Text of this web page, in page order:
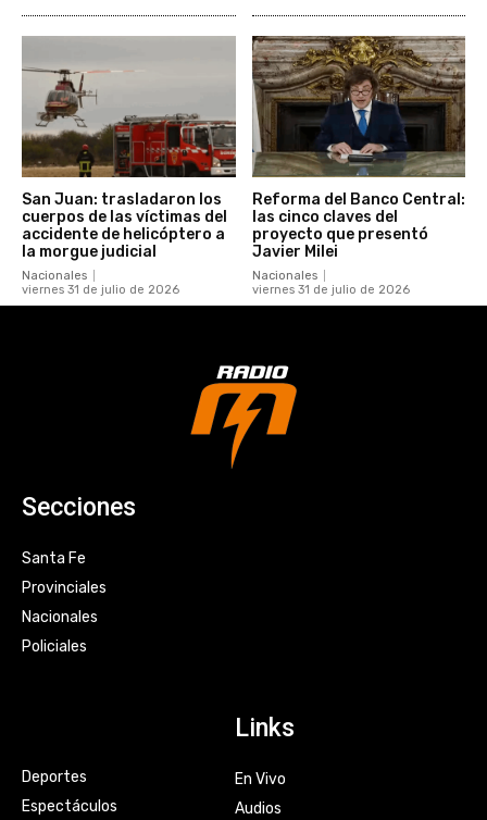
San Juan: trasladaron los
cuerpos de las víctimas del
accidente de helicóptero a
la morgue judicial
Nacionales
viernes 31 de julio de 2026
Reforma del Banco Central:
las cinco claves del
proyecto que presentó
Javier Milei
Nacionales
viernes 31 de julio de 2026
Secciones
Santa Fe
Provinciales
Nacionales
Policiales
Deportes
Espectáculos
Links
En Vivo
Audios